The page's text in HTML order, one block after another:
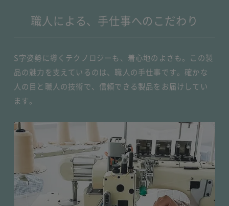
職人による、 手仕事へのこだわり
S字姿勢に導くテクノロジーも、着心地のよさも。この製
品の魅力を支えているのは、職人の手仕事です。確かな
人の目と職人の技術で、信頼できる製品をお届けしてい
ます。